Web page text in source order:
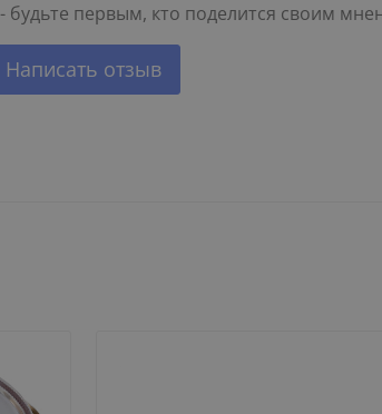
первым, кто поделится своим
Написать отзыв